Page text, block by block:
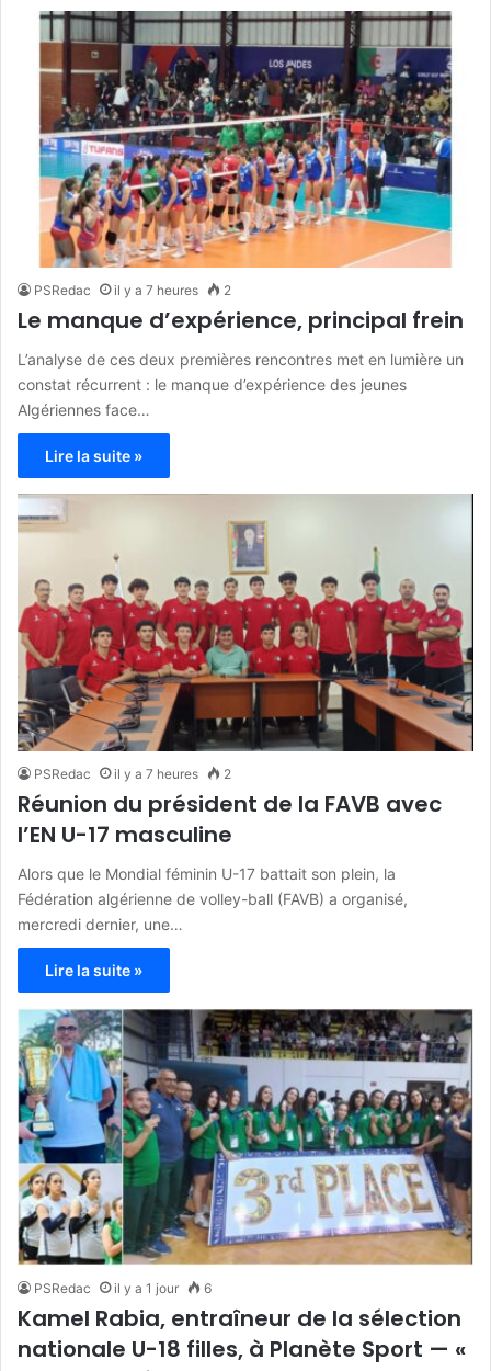
PSRedac il y a 7 heures 2
Le manque d’expérience, principal frein
L’analyse de ces deux premières rencontres met en lumière un
constat récurrent : le manque d’expérience des jeunes
Algériennes face…
Lire la suite »
PSRedac il y a 7 heures 2
Réunion du président de la FAVB avec
l’EN U-17 masculine
Alors que le Mondial féminin U-17 battait son plein, la
Fédération algérienne de volley-ball (FAVB) a organisé,
mercredi dernier, une…
Lire la suite »
PSRedac il y a 1 jour 6
Kamel Rabia, entraîneur de la sélection
nationale U-18 filles, à Planète Sport — «